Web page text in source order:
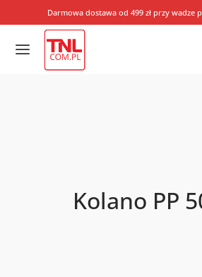
Darmowa dostawa od 499 zł przy wadze
Kolano PP